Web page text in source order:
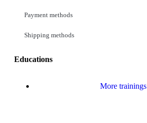
Payment methods
Shipping methods
Educations
More trainings